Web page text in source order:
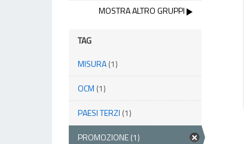
MOSTRA ALTRO GRUPPI
TAG
MISURA(1)
OCM (1)
PAESI TERZI (1)
PROMOZIONE(1)